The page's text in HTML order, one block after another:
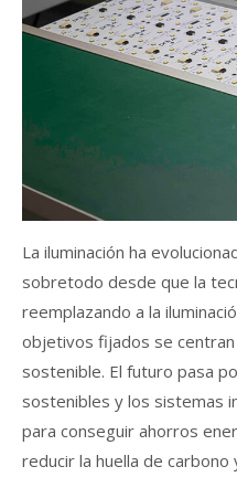
La iluminación ha
sobretodo desde que la
reemplazando a la
objetivos fijados se centran
sostenible. El futuro pasa
sostenibles y los sistemas
para conseguir ahorros
reducir la huella de